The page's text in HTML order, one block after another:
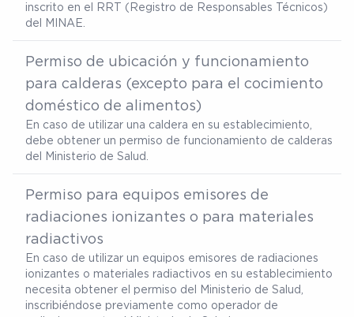
inscrito en el RRT (Registro de Responsables Técnicos)
del MINAE.
Permiso de ubicación y funcionamiento
para calderas (excepto para el cocimiento
doméstico de alimentos)
En caso de utilizar una caldera en su establecimiento,
debe obtener un permiso de funcionamiento de calderas
del Ministerio de Salud.
Permiso para equipos emisores de
radiaciones ionizantes o para materiales
radiactivos
En caso de utilizar un equipos emisores de radiaciones
ionizantes o materiales radiactivos en su establecimiento
necesita obtener el permiso del Ministerio de Salud,
inscribiéndose previamente como operador de